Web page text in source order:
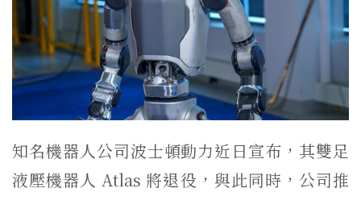
知名機器人公司波士頓動力近日宣布，其雙足
液壓機器人 Atlas 將退役，與此同時，公司推